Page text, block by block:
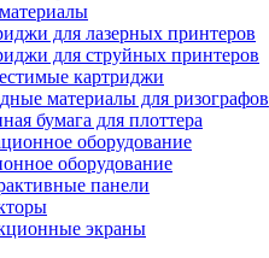
для лазерных принтеров
для струйных принтеров
картриджи
материалы для ризографов
бумага для плоттера
оборудование
панели
экраны